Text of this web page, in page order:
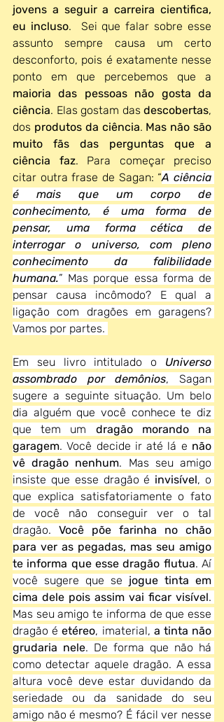
jovens a seguir a carreira cientifica,
eu incluso.  Sei que falar sobre esse
assunto sempre causa um certo
desconforto, pois é exatamente nesse
maioria das pessoas não gosta da
ciência. Elas gostam das descobertas,
dos produtos da ciência. Mas não são
muito fãs das perguntas que a
ciência faz. Para começar preciso
citar outra frase de Sagan: “A ciência
é mais que um corpo de
conhecimento, é uma forma de
pensar, uma forma cética de
interrogar o universo, com pleno
conhecimento da falibilidade
humana.” Mas porque essa forma de
pensar causa incômodo? E qual a
ligação com dragões em garagens?
Vamos por partes.
Em seu livro intitulado o Universo
assombrado por demônios, Sagan
sugere a seguinte situação. Um belo
dia alguém que você conhece te diz
que tem um dragão morando na
garagem. Você decide ir até lá e não
vê dragão nenhum. Mas seu amigo
insiste que esse dragão é invisível, o
que explica satisfatoriamente o fato
de você não conseguir ver o tal
dragão. Você põe farinha no chão
para ver as pegadas, mas seu amigo
te informa que esse dragão flutua. Aí
você sugere que se jogue tinta em
cima dele pois assim vai ficar visível.
Mas seu amigo te informa de que esse
dragão é etéreo, imaterial, a tinta não
grudaria nele. De forma que não há
como detectar aquele dragão. A essa
altura você deve estar duvidando da
seriedade ou da sanidade do seu
amigo não é mesmo? É fácil ver nesse